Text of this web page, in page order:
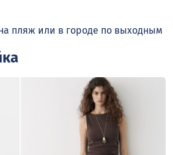
пляж или в городе по выходным